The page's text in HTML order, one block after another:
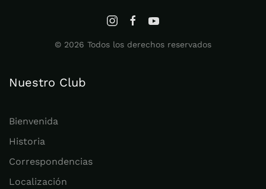
© 2026 Todos los derechos reservados
Nuestro Club
Bienvenida
Historia
Correspondencias
Localización